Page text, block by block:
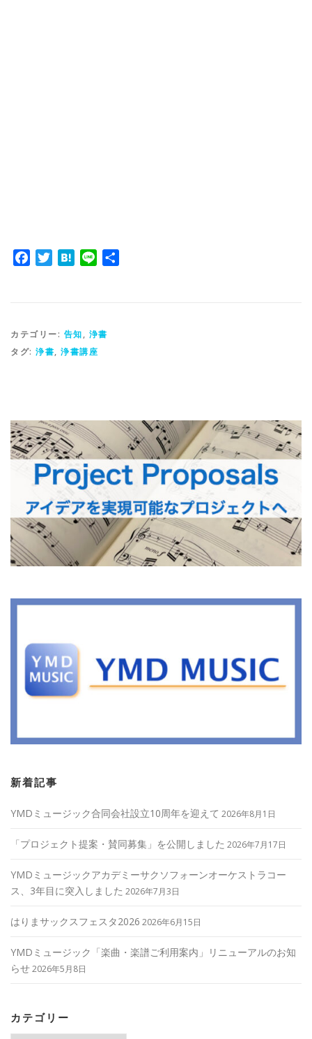
FacebookTwitterHatena
Line
カテゴリー: 告知, 浄書
タグ: 浄書, 浄書講座
新着記事
YMDミュージック合同会社設立10周年を迎えて 2026年8月1日
「プロジェクト提案・賛同募集」を公開しました 2026年7月17日
YMDミュージックアカデミーサクソフォーンオーケストラコー
ス、3年目に突入しました 2026年7月3日
はりまサックスフェスタ2026 2026年6月15日
YMDミュージック「楽曲・楽譜ご利用案内」リニューアルのお知
らせ2026年5月8日
カテゴリー